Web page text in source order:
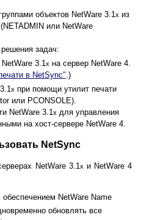
объектов NetWare 3.1x из
или NetWare
задач:
3.1x на сервер NetWare 4.
в NetSync".)
x при помощи утилит печати
или PCONSOLE).
NetWare 3.1x для управления
на хост-сервере NetWare 4.
NetSync
NetWare 3.1xи NetWare 4
NetWare Name
обновлять все